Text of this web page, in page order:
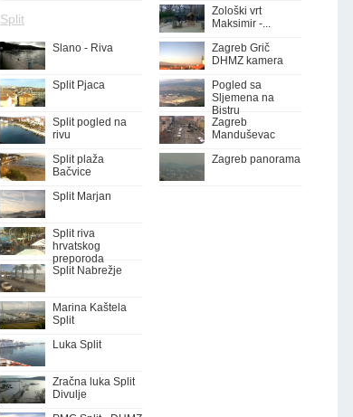
Split
Slano - Riva
Split Pjaca
Split pogled na
rivu
Split plaža
Bačvice
Split Marjan
Split riva
hrvatskog
preporoda
Split Nabrežje
Marina Kaštela
Split
Luka Split
Zračna luka Split
Divulje
Zološki vrt
Maksimir -...
Zagreb Grič
DHMZ kamera
Pogled sa
Sljemena na
Bistru
Zagreb
Manduševac
Zagreb panorama